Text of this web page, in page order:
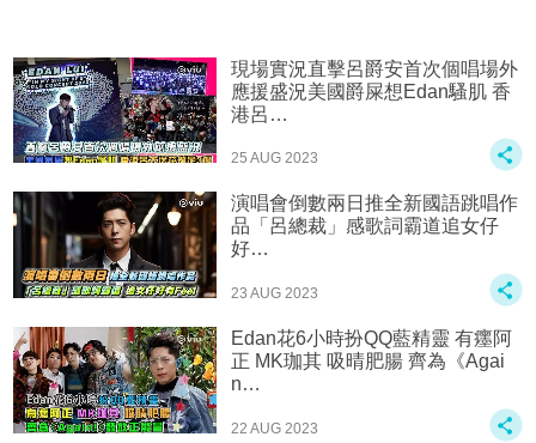
現場實況直擊呂爵安首次個唱場外
應援盛況美國爵屎想Edan騷肌 香
港呂…
25 AUG 2023
演唱會倒數兩日推全新國語跳唱作
品「呂總裁」感歌詞霸道‍️追女仔
好…
23 AUG 2023
Edan花6小時扮QQ藍精靈 有癦阿
正 MK珈其 吸晴肥腸 齊為《Agai
n…
22 AUG 2023